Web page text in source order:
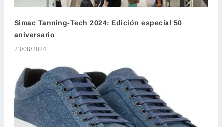
Simac Tanning-Tech 2024: Edición especial 50
aniversario
23/08/2024